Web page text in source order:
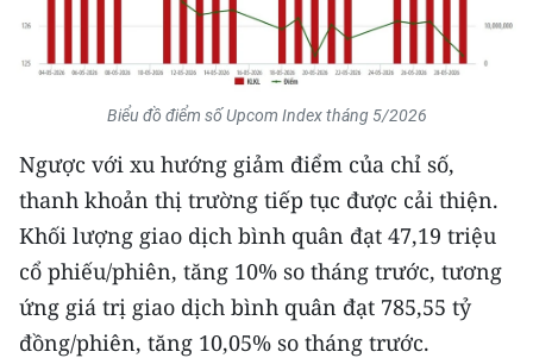
MÔI TRƯỜNG
BẠN ĐỌC
KIỂM CHỨNG THÔNG TIN
TRI THỨC CHUYÊN SÂU
54 DÂN TỘC VIỆT NAM
Biểu đồ điểm số Upcom Index tháng 5/2026
Ngược với xu hướng giảm điểm của chỉ số,
thanh khoản thị trường tiếp tục được cải thiện.
Khối lượng giao dịch bình quân đạt 47,19 triệu
cổ phiếu/phiên, tăng 10% so tháng trước, tương
ứng giá trị giao dịch bình quân đạt 785,55 tỷ
đồng/phiên, tăng 10,05% so tháng trước.